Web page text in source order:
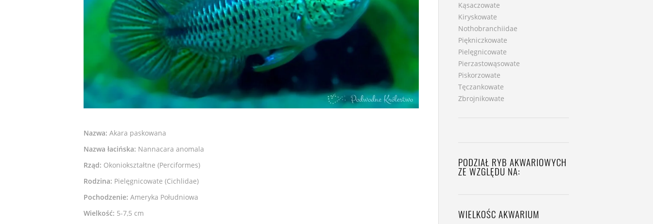
Nazwa: Akara paskowana
Nazwa łacińska: Nannacara anomala
Rząd: Okoniokształtne (Perciformes)
Rodzina: Pielęgnicowate (Cichlidae)
Pochodzenie: Ameryka Południowa
Wielkość: 5-7,5 cm
Kąsaczowate
Kiryskowate
Nothobranchiidae
Piękniczkowate
Pielęgnicowate
Pierzastowąsowate
Piskorzowate
Tęczankowate
Zbrojnikowate
PODZIAŁ RYB AKWARIOWYCH
ZE WZGLĘDU NA:
WIELKOŚC AKWARIUM